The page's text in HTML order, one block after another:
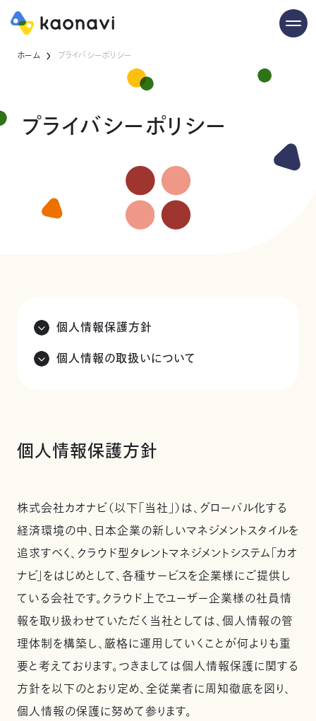
ホーム プライバシーポリシー
プライバシーポリシー
個人情報保護方針
個人情報の取扱いについて
個人情報保護方針
株式会社カオナビ（以下「当社」）は、グローバル化する
経済環境の中、日本企業の新しいマネジメントスタイルを
追求すべく、クラウド型タレントマネジメントシステム「カオ
ナビ」をはじめとして、各種サービスを企業様にご提供し
ている会社です。クラウド上でユーザー企業様の社員情
報を取り扱わせていただく当社としては、個人情報の管
理体制を構築し、厳格に運用していくことが何よりも重
要と考えております。つきましては個人情報保護に関する
方針を以下のとおり定め、全従業者に周知徹底を図り、
個人情報の保護に努めて参ります。